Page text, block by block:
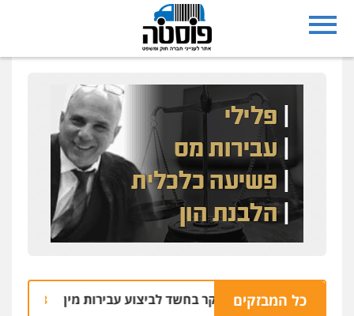
כל המבזקים
ראשון לציון נחקר בחשד לביצוע עבירות מין 05.08 | 10:05